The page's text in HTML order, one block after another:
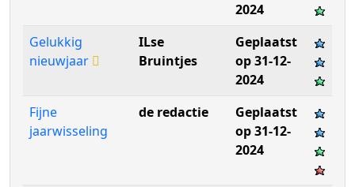
2024
Gelukkig
nieuwjaar
ILse
Bruintjes
Geplaatst
op 31-12-
2024
Fijne
jaarwisseling
de redactie
Geplaatst
op 31-12-
2024